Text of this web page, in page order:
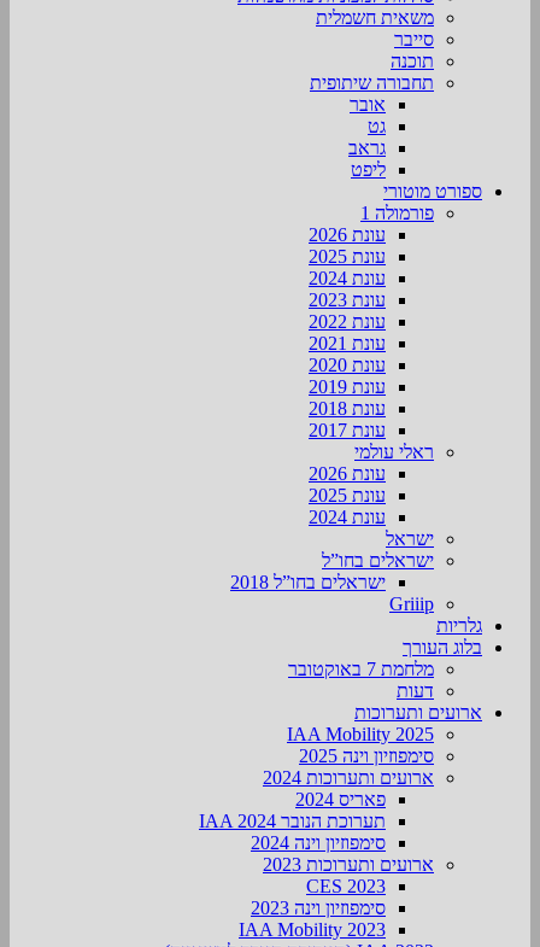
משאית חשמלית
סייבר
תוכנה
תחבורה שיתופית
אובר
גט
גראב
ליפט
ספורט מוטורי
פורמולה 1
עונת 2026
עונת 2025
עונת 2024
עונת 2023
עונת 2022
עונת 2021
עונת 2020
עונת 2019
עונת 2018
עונת 2017
ראלי עולמי
עונת 2026
עונת 2025
עונת 2024
ישראל
ישראלים בחו”ל
ישראלים בחו”ל 2018
Griiip
גלריות
בלוג העורך
מלחמת 7 באוקטובר
דעות
ארועים ותערוכות
2025 IAA Mobility
סימפוזיון וינה 2025
ארועים ותערוכות 2024
פאריס 2024
תערוכת הנובר IAA 2024
סימפוזיון וינה 2024
ארועים ותערוכות 2023
CES 2023
סימפוזיון וינה 2023
IAA Mobility 2023